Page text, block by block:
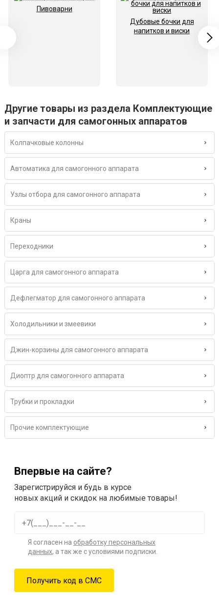
Пивоварни
Дубовые бочки для
напитков и виски
Другие товары из раздела Комплектующие
и запчасти для самогонных аппаратов
Колпачковые колонны
Автоматика для самогонного аппарата
Узлы отбора для самогонного аппарата
Краны
Переходники
Царга для самогонного аппарата
Дефлегматор для самогонного аппарата
Холодильники и змеевики
Джин-корзины для самогонного аппарата
Диоптр для самогонного аппарата
Трубки и прокладки
Прочие комплектующие
Впервые на сайте?
Зарегистрируйся и будь в курсе
новых акций и скидок на любимые товары!
Я согласен на обработку персональных
данных, а так же с условиями подписки.